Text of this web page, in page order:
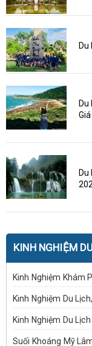
Du
KINH NGHIỆM
Kinh Nghiệm Khám
Kinh Nghiệm Du
Kinh Nghiệm Du
Suối Khoáng Mỹ